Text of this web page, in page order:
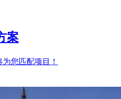
案
您匹配项目！